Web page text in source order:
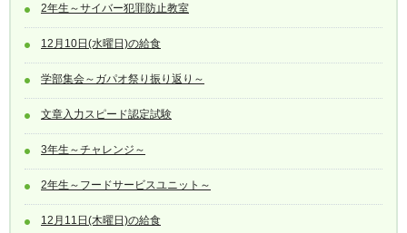
2年生～サイバー犯罪防止教室
12月10日(水曜日)の給食
学部集会～ガパオ祭り振り返り～
文章入力スピード認定試験
3年生～チャレンジ～
2年生～フードサービスユニット～
12月11日(木曜日)の給食